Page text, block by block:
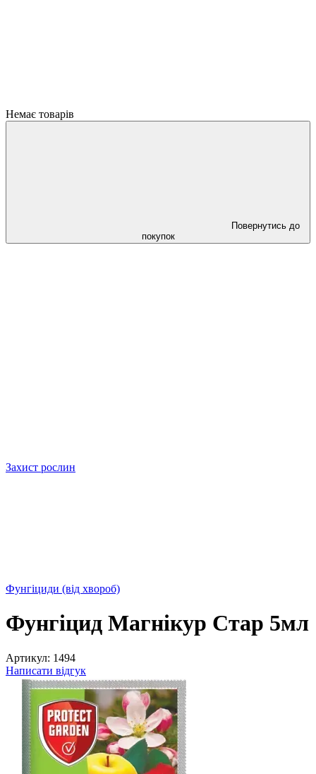
Немає товарів
Повернутись до
покупок
Захист рослин
Фунгіциди (від хвороб)
Фунгіцид Магнікур Стар 5мл
Артикул: 1494
Написати відгук